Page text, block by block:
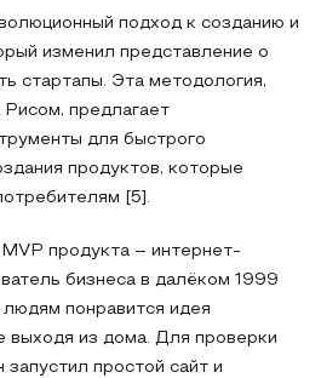
подход к созданию и
изменил представление о
стартапы. Эта методология,
предлагает
для быстрого
продуктов, которые
[5].
продукта – интернет-
бизнеса в далёком 1999
понравится идея
выходя из дома. Для проверки
простой сайт и